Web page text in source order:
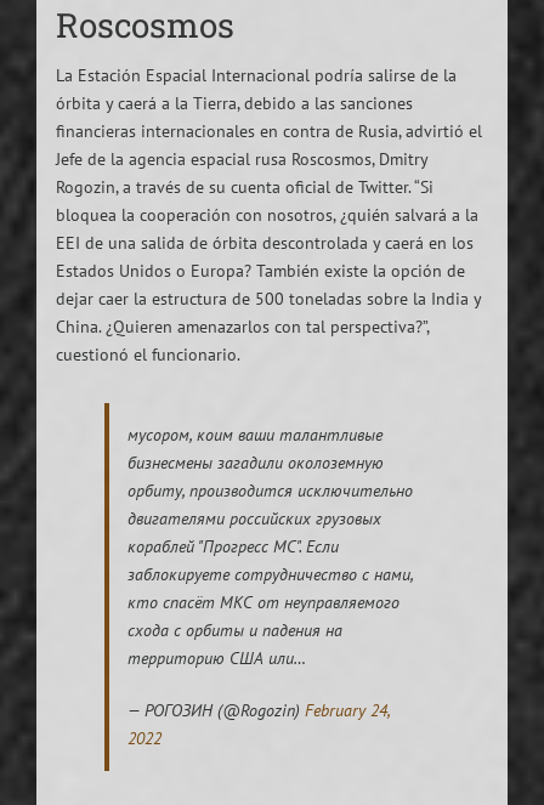
Roscosmos
La Estación Espacial Internacional podría salirse de la
órbita y caerá a la Tierra, debido a las sanciones
financieras internacionales en contra de Rusia, advirtió el
Jefe de la agencia espacial rusa Roscosmos, Dmitry
Rogozin, a través de su cuenta oficial de Twitter. “Si
bloquea la cooperación con nosotros, ¿quién salvará a la
EEI de una salida de órbita descontrolada y caerá en los
Estados Unidos o Europa? También existe la opción de
dejar caer la estructura de 500 toneladas sobre la India y
China. ¿Quieren amenazarlos con tal perspectiva?”,
cuestionó el funcionario.
мусором, коим ваши талантливые
бизнесмены загадили околоземную
орбиту, производится исключительно
двигателями российских грузовых
кораблей "Прогресс МС". Если
заблокируете сотрудничество с нами,
кто спасёт МКС от неуправляемого
схода с орбиты и падения на
территорию США или…
— РОГОЗИН (@Rogozin) February 24,
2022